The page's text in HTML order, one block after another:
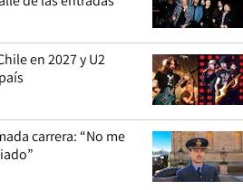
en 2027 y U2
carrera: “No me